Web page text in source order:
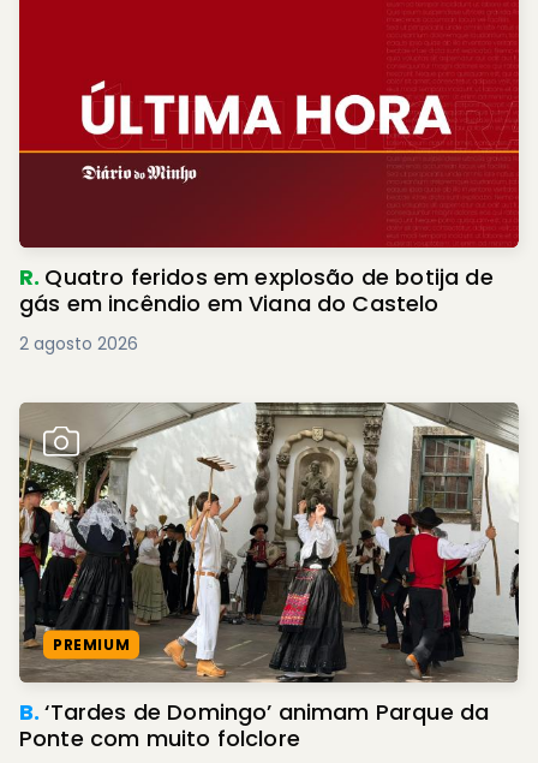
R. Quatro feridos em explosão de botija de
gás em incêndio em Viana do Castelo
2 agosto 2026
PREMIUM
B.‘Tardes de Domingo’ animam Parque da
Ponte com muito folclore